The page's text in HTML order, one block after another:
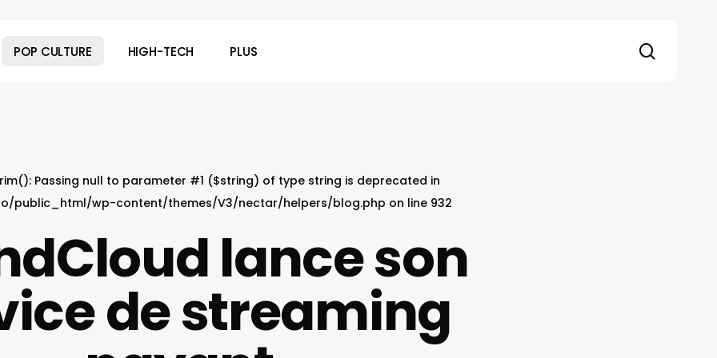
POP CULTURE HIGH-TECH PLUS
Passing null to parameter #1 ($string) of type string is deprecated in
public_html/wp-content/themes/V3/nectar/helpers/blog.php on line 932
lance son
de streaming